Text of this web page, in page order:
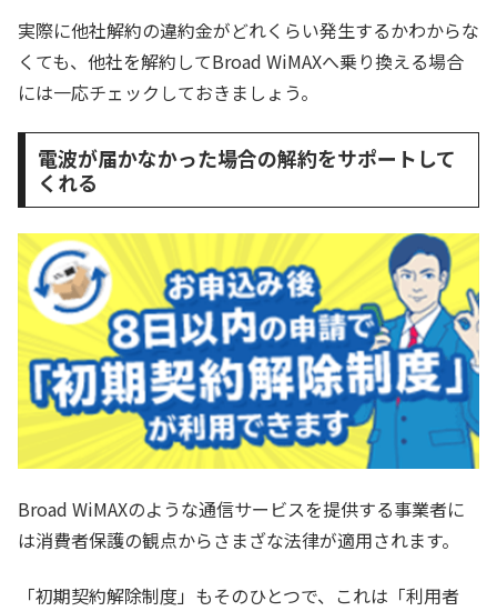
実際に他社解約の違約金がどれくらい発生するかわからな
くても、他社を解約してBroad WiMAXへ乗り換える場合
には一応チェックしておきましょう。
電波が届かなかった場合の解約をサポートして
くれる
Broad WiMAXのような通信サービスを提供する事業者に
は消費者保護の観点からさまざな法律が適用されます。
「初期契約解除制度」もそのひとつで、これは「利用者